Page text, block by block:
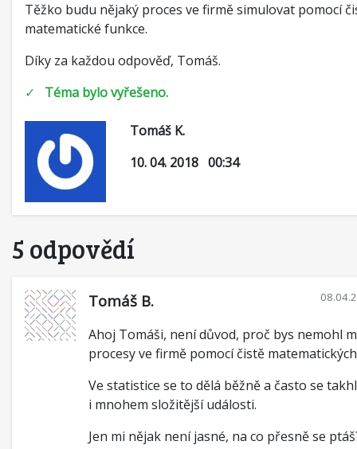
Těžko budu nějaký proces ve firmě simulovat pomocí
matematické funkce.
Díky za každou odpověď, Tomáš.
✓ Téma bylo vyřešeno.
Tomáš K.
10. 04. 2018 00:34
5 odpovědí
Tomáš B.
Ahoj Tomáši, není důvod, proč bys nemohl
procesy ve firmě pomocí čistě
Ve statistice se to dělá běžně a často se
i mnohem složitější události.
Jen mi nějak není jasné, na co přesně se